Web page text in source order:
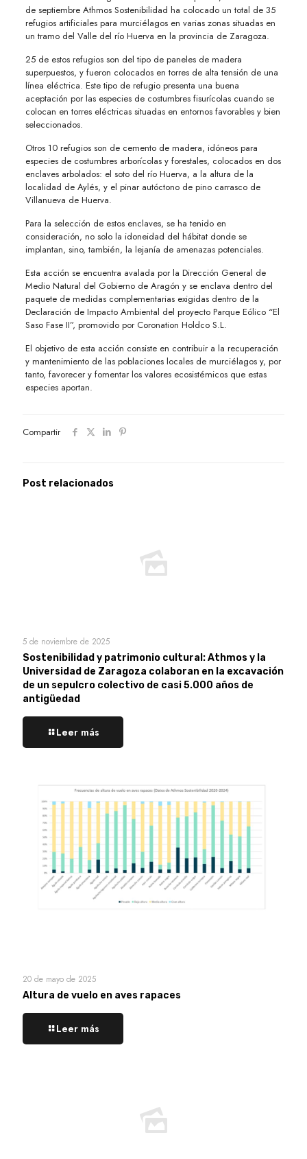
de septiembre Athmos Sostenibilidad ha colocado un total de 35
refugios artificiales para murciélagos en varias zonas situadas en
un tramo del Valle del río Huerva en la provincia de Zaragoza.
25 de estos refugios son del tipo de paneles de madera
superpuestos, y fueron colocados en torres de alta tensión de una
línea eléctrica. Este tipo de refugio presenta una buena
aceptación por las especies de costumbres fisurícolas cuando se
colocan en torres eléctricas situadas en entornos favorables y bien
seleccionados.
Otros 10 refugios son de cemento de madera, idóneos para
especies de costumbres arborícolas y forestales, colocados en dos
enclaves arbolados: el soto del río Huerva, a la altura de la
localidad de Aylés, y el pinar autóctono de pino carrasco de
Villanueva de Huerva.
Para la selección de estos enclaves, se ha tenido en
consideración, no solo la idoneidad del hábitat donde se
implantan, sino, también, la lejanía de amenazas potenciales.
Esta acción se encuentra avalada por la Dirección General de
Medio Natural del Gobierno de Aragón y se enclava dentro del
paquete de medidas complementarias exigidas dentro de la
Declaración de Impacto Ambiental del proyecto Parque Eólico “El
Saso Fase II”, promovido por Coronation Holdco S.L.
El objetivo de esta acción consiste en contribuir a la recuperación
y mantenimiento de las poblaciones locales de murciélagos y, por
tanto, favorecer y fomentar los valores ecosistémicos que estas
especies aportan.
Compartir
Post relacionados
5 de noviembre de 2025
Sostenibilidad y patrimonio cultural: Athmos y la
Universidad de Zaragoza colaboran en la excavación
de un sepulcro colectivo de casi 5.000 años de
antigüedad
Leer más
20 de mayo de 2025
Altura de vuelo en aves rapaces
Leer más